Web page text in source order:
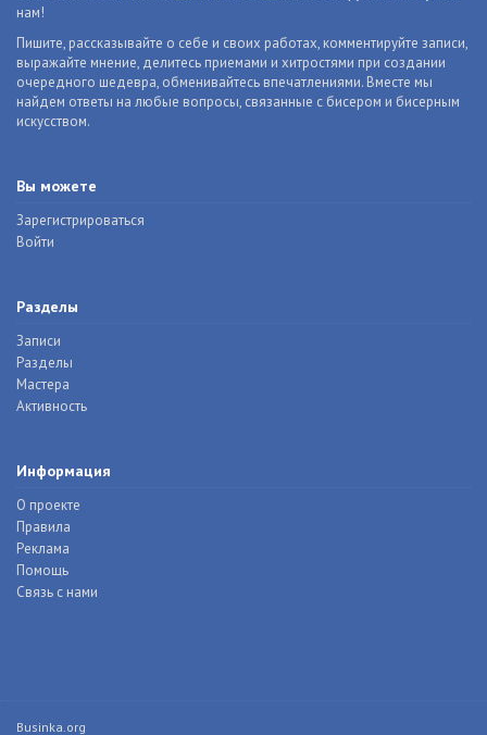
нам!
Пишите, рассказывайте о себе и своих работах, комментируйте записи,
выражайте мнение, делитесь приемами и хитростями при создании
очередного шедевра, обменивайтесь впечатлениями. Вместе мы
найдем ответы на любые вопросы, связанные с бисером и бисерным
искусством.
Вы можете
Зарегистрироваться
Войти
Разделы
Записи
Разделы
Мастера
Активность
Информация
О проекте
Правила
Реклама
Помощь
Связь с нами
Businka.org